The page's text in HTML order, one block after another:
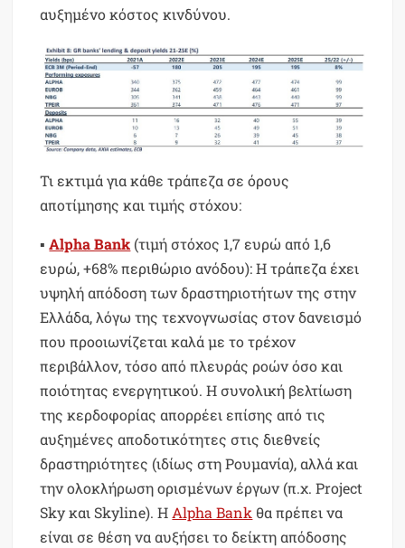
αυξημένο κόστος κινδύνου.
Τι εκτιμά για κάθε τράπεζα σε όρους
αποτίμησης και τιμής στόχου:
▪Alpha Bank (τιμή στόχος 1,7 ευρώ από 1,6
ευρώ, +68% περιθώριο ανόδου): Η τράπεζα έχει
υψηλή απόδοση των δραστηριοτήτων της στην
Ελλάδα, λόγω της τεχνογνωσίας στον δανεισμό
που προοιωνίζεται καλά με το τρέχον
περιβάλλον, τόσο από πλευράς ροών όσο και
ποιότητας ενεργητικού. Η συνολική βελτίωση
της κερδοφορίας απορρέει επίσης από τις
αυξημένες αποδοτικότητες στις διεθνείς
δραστηριότητες (ιδίως στη Ρουμανία), αλλά και
την ολοκλήρωση ορισμένων έργων (π.χ. Project
Sky και Skyline). ΗAlpha Bank θα πρέπει να
είναι σε θέση να αυξήσει το δείκτη απόδοσης